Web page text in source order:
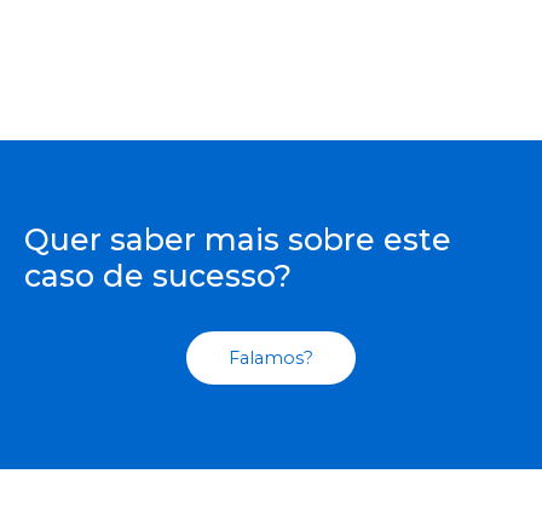
Quer saber mais sobre este
caso de sucesso?
Falamos?